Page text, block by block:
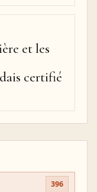
et les
certifié
396